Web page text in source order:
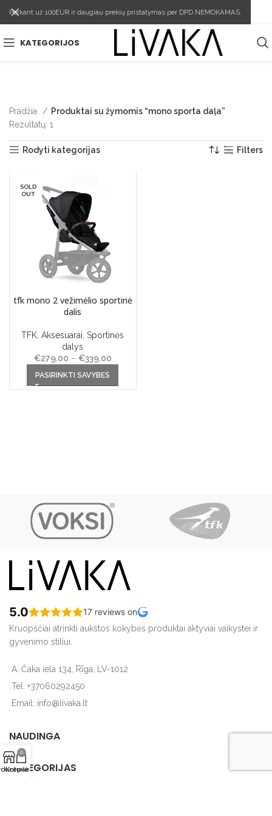
KATEGORIJOS
Pradžia
Produktai su žymomis “mono sporta daļa”
Rezultatų: 1
Rodyti kategorijas Filters
SOLD
OUT
tfk mono 2 vežimėlio sportinė
dalis
TFK ,Aksesuarai ,Sportinės
dalys
€279.00 – €339.00
through
PASIRINKTI SAVYBES
variants. The options may be
chosen on the product page
5.0 17 reviews on
Kruopščiai atrinkti aukštos kokybės produktai aktyviai vaikystei ir
gyvenimo stiliui.
A. Čaka iela 134, Rīga, LV-1012
Tel: +37060292450
Email: info@livaka.lt
NAUDINGA
KATEGORIJAS
Perkant už 100EUR ir daugiau prekių pristatymas per DPD NEMOKAMAS.
0
Krepšelis